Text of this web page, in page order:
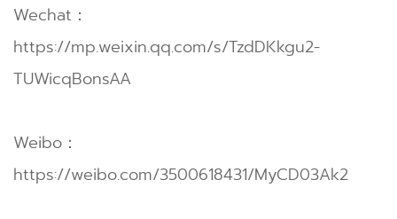
Wechat：
https://mp.weixin.qq.com/s/TzdDKkgu2-
TUWicqBonsAA
Weibo：
https://weibo.com/3500618431/MyCD03Ak2